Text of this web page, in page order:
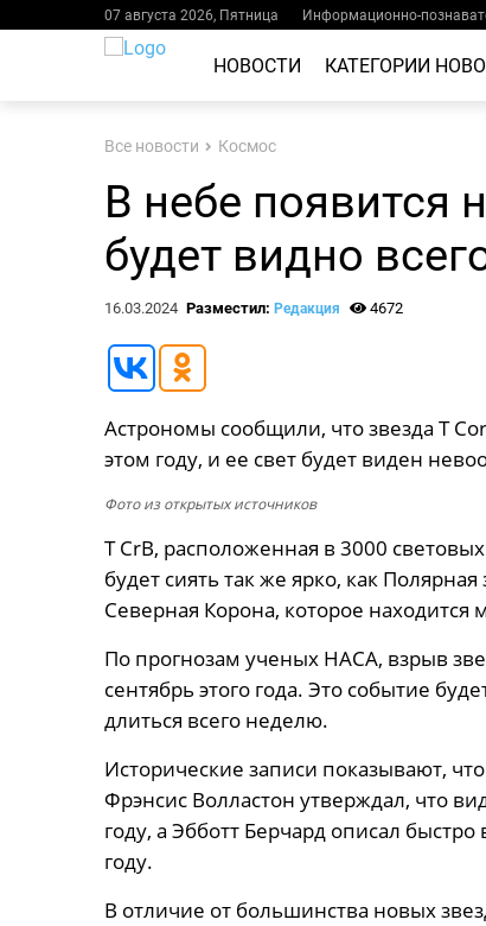
07 августа 2026, Пятница Информационно-
НОВОСТИ КАТЕГОРИИ
Все новости Космос
В небе появится
будет видно
16.03.2024 Разместил: Редакция 4672
Астрономы сообщили, что звезда T
этом году, и ее свет будет виден
Фото из открытых источников
T CrB, расположенная в 3000
будет сиять так же ярко, как
Северная Корона, которое находится
По прогнозам ученых НАСА, взрыв
сентябрь этого года. Это событие
длиться всего неделю.
Исторические записи показывают,
Фрэнсис Волластон утверждал, что
году, а Эбботт Берчард описал
году.
В отличие от большинства новых